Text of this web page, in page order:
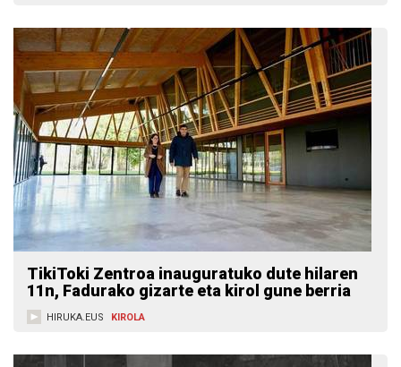
TikiToki Zentroa inauguratuko dute hilaren
11n, Fadurako gizarte eta kirol gune berria
HIRUKA.EUS KIROLA